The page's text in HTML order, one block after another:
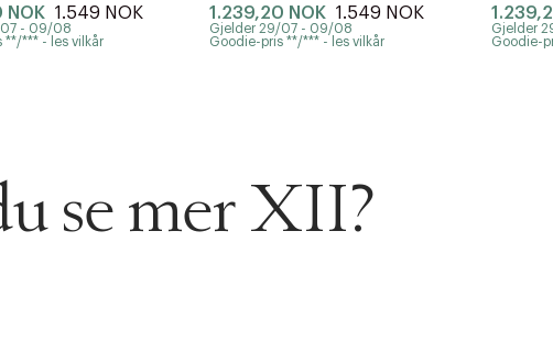
NOK 1.549 NOK
- 09/08
**/*** - les vilkår
1.239,20 NOK 1.549 NOK
Gjelder 29/07 - 09/08
Goodie-pris **/*** - les vilkår
Gjelder
Goodie-
se mer XII?